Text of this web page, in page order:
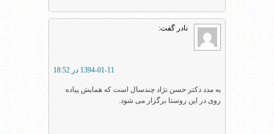
نادر گفت:
1394-01-11 در 18:52
به مدد دکتر حسن نژاد چندسال است که همایش پیاده
روی در این روستا برگزار می شود.